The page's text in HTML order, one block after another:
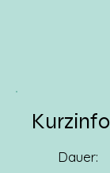
Kurzinfo
Dauer: